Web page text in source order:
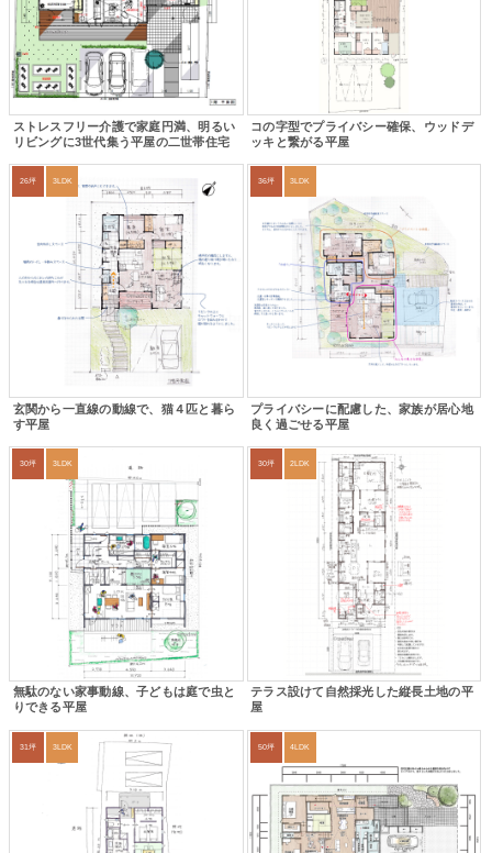
ストレスフリー介護で家庭円満、明るい
リビングに3世代集う平屋の二世帯住宅
コの字型でプライバシー確保、ウッドデ
ッキと繋がる平屋
26坪 3LDK
玄関から一直線の動線で、猫４匹と暮ら
す平屋
36坪 3LDK
プライバシーに配慮した、家族が居心地
良く過ごせる平屋
30坪 3LDK
無駄のない家事動線、子どもは庭で虫と
りできる平屋
30坪 2LDK
テラス設けて自然採光した縦長土地の平
屋
31坪 3LDK 50坪 4LDK